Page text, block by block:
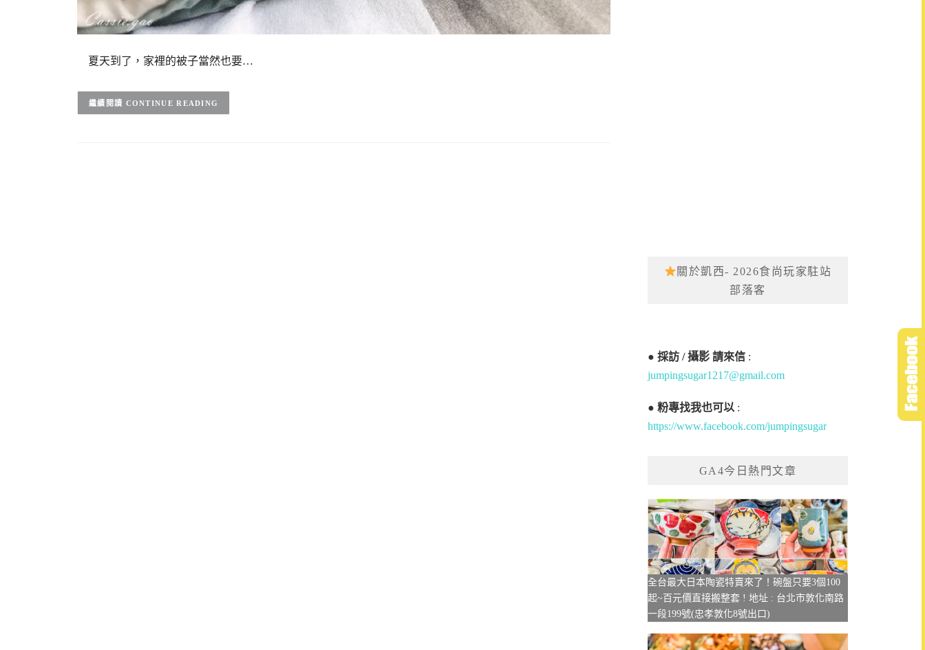
夏天到了，家裡的被子當然也要…
CONTINUE READING
關於凱西- 2026食尚玩家駐站
部落客
●採訪 / 攝影 請來信 :
jumpingsugar1217@gmail.com
●粉專找我也可以 :
https://www.facebook.com/jumpingsugar
GA4今日熱門文章
全台最大日本陶瓷特賣來了！碗盤只要3個100
起~百元價直接搬整套 ! 地址 : 台北市敦化南路
一段199號(忠孝敦化8號出口)